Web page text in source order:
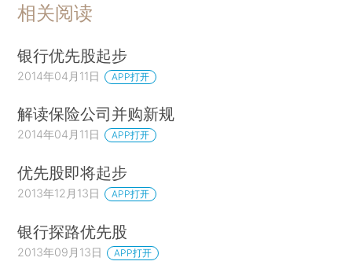
相关阅读
银行优先股起步
2014年04月11日 APP打开
解读保险公司并购新规
2014年04月11日 APP打开
优先股即将起步
2013年12月13日 APP打开
银行探路优先股
2013年09月13日 APP打开